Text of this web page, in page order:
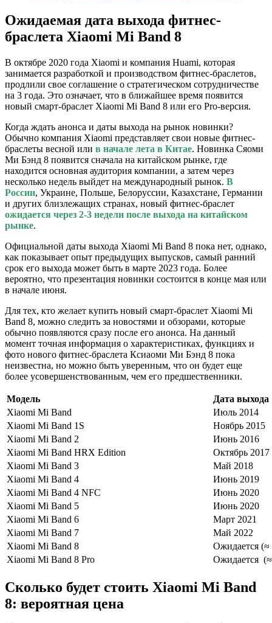
Ожидаемая дата выхода фитнес-
браслета Xiaomi Mi Band 8
В октябре 2020 года Xiaomi и компания Huami, которая
занимается разработкой и производством фитнес-браслетов,
продлили свое соглашение о стратегическом сотрудничестве
на 3 года. Это означает, что в ближайшее время появится
новый смарт-браслет Xiaomi Mi Band 8 или его Pro-версия.
Когда ждать анонса и даты выхода на рынок новинки?
Обычно компания Xiaomi представляет свои новые фитнес-
браслеты весной или в начале лета в Китае. Новинка Сяоми
Ми Бэнд 8 появится сначала на китайском рынке, где
находится основная аудитория компании, а затем через
несколько недель выйдет на международный рынок. В
России, Украине, Польше, Белоруссии, Казахстане, Германии
и других близлежащих странах, новый фитнес-браслет
ожидается через 2-3 недели после выхода на китайском
рынке.
Официальной даты выхода Xiaomi Mi Band 8 пока нет, однако,
как показывает опыт предыдущих выпусков, самый ранний
срок его выхода может быть в марте 2023 года. Более
вероятно, что презентация новинки состоится в конце мая или
в начале июня.
Для тех, кто желает купить новый смарт-браслет Xiaomi Mi
Band 8, можно следить за новостями и обзорами, которые
обычно появляются сразу после его анонса. На данный
момент точная информация о характеристиках, функциях и
фото нового фитнес-браслета Ксиаоми Ми Бэнд 8 пока
неизвестна, но можно быть уверенным, что он будет еще
более усовершенствованным, чем его предшественники.
Модель
Дата выхода
Xiaomi Mi Band
Июль 2014
Xiaomi Mi Band 1S
Ноябрь 2015
Xiaomi Mi Band 2
Июнь 2016
Xiaomi Mi Band HRX Edition
Октябрь 2017
Xiaomi Mi Band 3
Май 2018
Xiaomi Mi Band 4
Июнь 2019
Xiaomi Mi Band 4 NFC
Июнь 2020
Xiaomi Mi Band 5
Июнь 2020
Xiaomi Mi Band 6
Март 2021
Xiaomi Mi Band 7
Май 2022
Xiaomi Mi Band 8
Ожидается
Xiaomi Mi Band 8 Pro
Ожидается
Сколько будет стоить Xiaomi Mi Band
8: вероятная цена